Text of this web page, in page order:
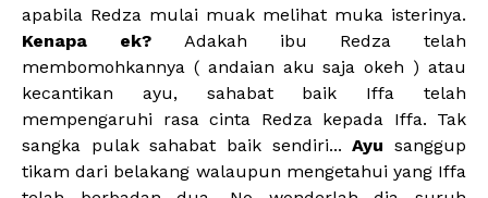
apabila Redza mulai muak melihat muka isterinya.
Kenapa ek? Adakah ibu Redza telah
membomohkannya ( andaian aku saja okeh ) atau
kecantikan ayu, sahabat baik Iffa telah
mempengaruhi rasa cinta Redza kepada Iffa. Tak
sangka pulak sahabat baik sendiri... Ayu sanggup
tikam dari belakang walaupun mengetahui yang Iffa